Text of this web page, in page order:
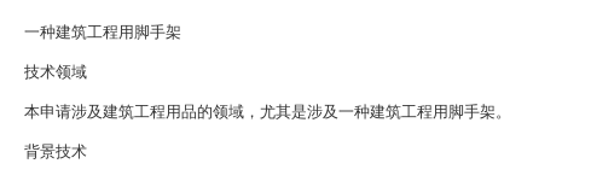
一种建筑工程用脚手架
技术领域
本申请涉及建筑工程用品的领域，尤其是涉及一种建筑工程用脚手架。
背景技术